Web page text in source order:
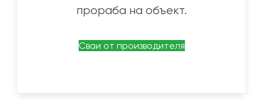
прораба на объект.
Сваи от производителя